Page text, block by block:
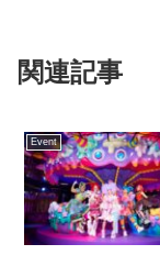
関連記事
Event